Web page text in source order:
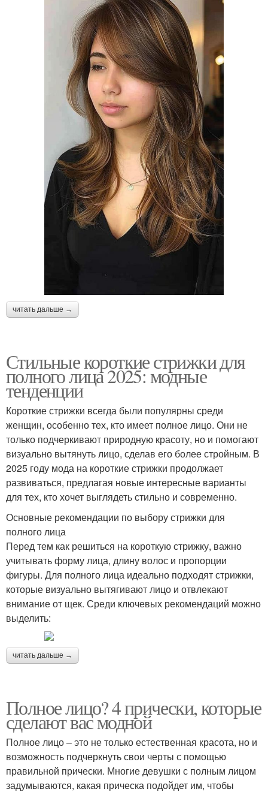
читать дальше →
Стильные короткие стрижки для
полного лица 2025: модные
тенденции
Короткие стрижки всегда были популярны среди
женщин, особенно тех, кто имеет полное лицо. Они не
только подчеркивают природную красоту, но и помогают
визуально вытянуть лицо, сделав его более стройным. В
2025 году мода на короткие стрижки продолжает
развиваться, предлагая новые интересные варианты
для тех, кто хочет выглядеть стильно и современно.
Основные рекомендации по выбору стрижки для
полного лица
Перед тем как решиться на короткую стрижку, важно
учитывать форму лица, длину волос и пропорции
фигуры. Для полного лица идеально подходят стрижки,
которые визуально вытягивают лицо и отвлекают
внимание от щек. Среди ключевых рекомендаций можно
выделить:
читать дальше →
Полное лицо? 4 прически, которые
сделают вас модной
Полное лицо – это не только естественная красота, но и
возможность подчеркнуть свои черты с помощью
правильной прически. Многие девушки с полным лицом
задумываются, какая прическа подойдет им, чтобы